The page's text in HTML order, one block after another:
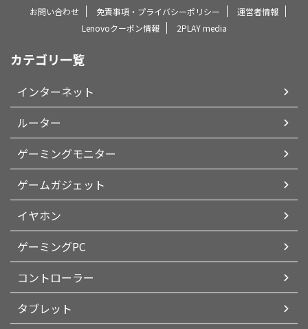
お問い合わせ 免責事項・プライバシーポリシー
運営者情報
Lenovoクーポン情報
2PLAY media
カテゴリ一覧
インターネット
ルーター
ゲーミングモニター
ゲームガジェット
イヤホン
ゲーミングPC
コントローラー
タブレット